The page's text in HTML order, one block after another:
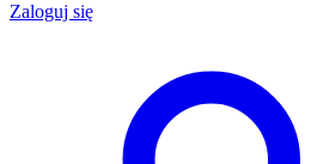
Zaloguj się